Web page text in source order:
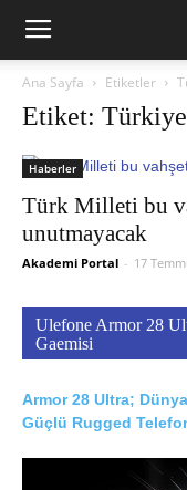
Ana Sayfa Etiketler
Etiket:
Haberler
Türk Milleti bu
unutmayacak
Akademi Portal - 17
Ulefone Armor 28
Gaemisi
Armor 28 Ultra;
Güçlü Rugged